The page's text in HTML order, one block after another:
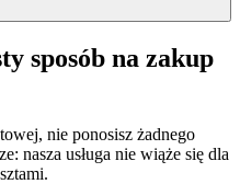
sposób na zakup
nie ponosisz żadnego
nasza usługa nie wiąże się dla